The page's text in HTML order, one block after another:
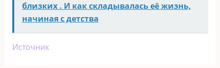
близких . И как складывалась её жизнь,
начиная с детства
Источник